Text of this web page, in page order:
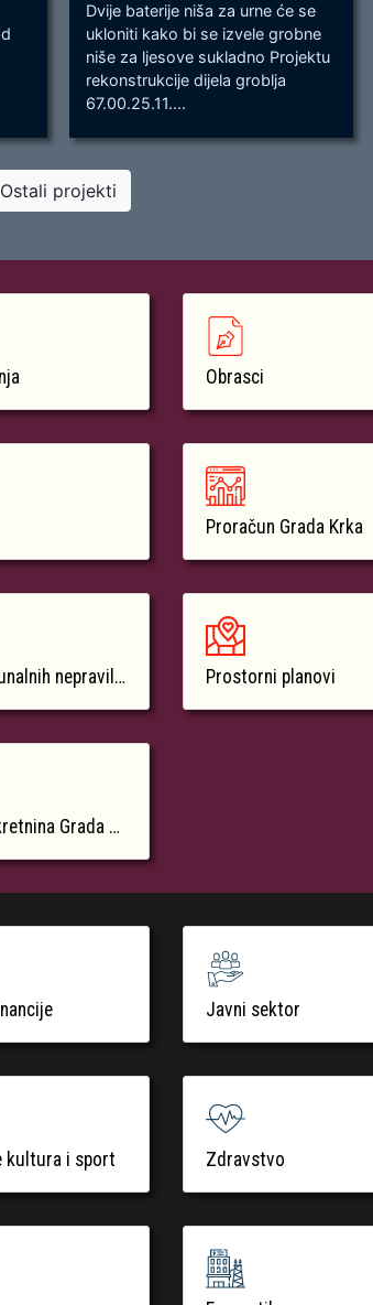
Dvije baterije niša za urne će se
ukloniti kako bi se izvele grobne
niše za ljesove sukladno Projektu
rekonstrukcije dijela groblja
67.00.25.11....
Ostali projekti
nepravilnosti
Grada Krka
Obrasci
Proračun Grada Krka
Prostorni planovi
kultura i sport
Javni sektor
Zdravstvo